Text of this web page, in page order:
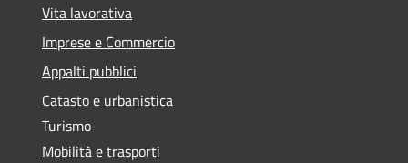
Vita lavorativa
Imprese e Commercio
Appalti pubblici
Catasto e urbanistica
Turismo
Mobilità e trasporti